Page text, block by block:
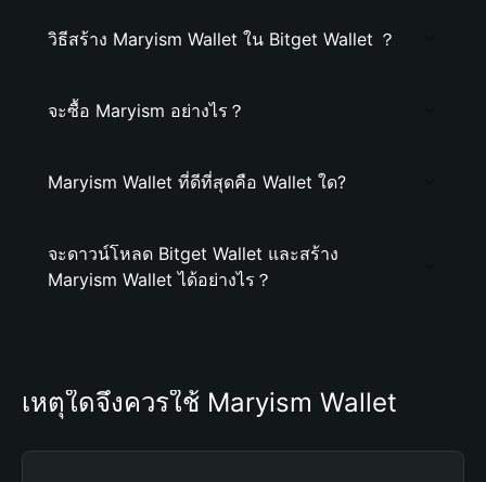
วิธีสร้าง Maryism Wallet ใน Bitget Wallet ？
จะซื้อ Maryism อย่างไร？
Maryism Wallet ที่ดีที่สุดคือ Wallet ใด?
จะดาวน์โหลด Bitget Wallet และสร้าง
Maryism Wallet ได้อย่างไร？
เหตุใดจึงควรใช้ Maryism Wallet